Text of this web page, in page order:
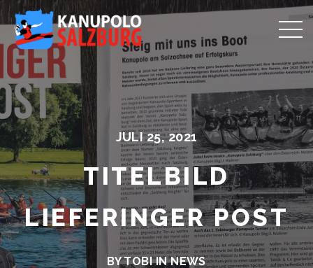
JULI 25, 2021
TITELBILD
LIEFERINGER POST
BY TOBI INNEWS